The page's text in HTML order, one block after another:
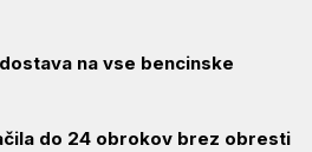
na vse bencinske
do 24 obrokov brez obresti